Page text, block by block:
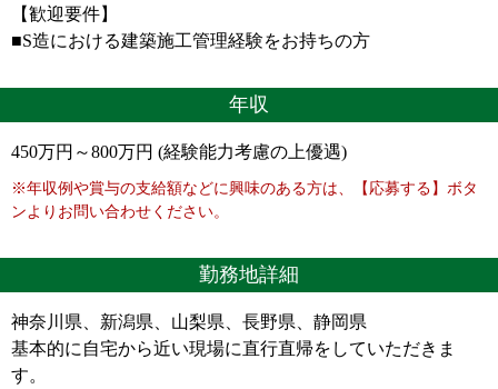
【歓迎要件】
■S造における建築施工管理経験をお持ちの方
年収
450万円～800万円 (経験能力考慮の上優遇)
※年収例や賞与の支給額などに興味のある方は、【応募する】ボタ
ンよりお問い合わせください。
勤務地詳細
神奈川県、新潟県、山梨県、長野県、静岡県
基本的に自宅から近い現場に直行直帰をしていただきま
す。